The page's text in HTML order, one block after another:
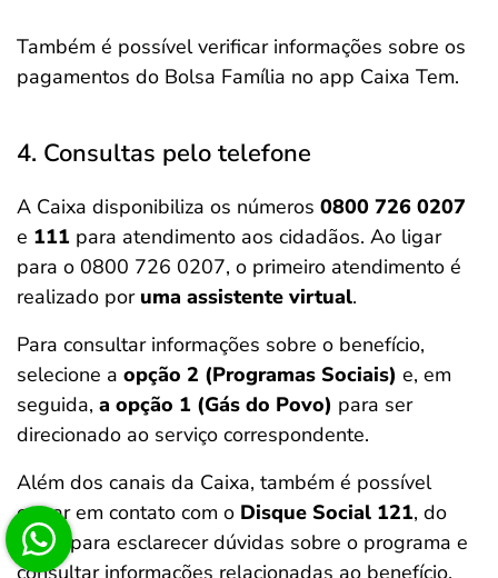
Também é possível verificar informações sobre os
pagamentos do Bolsa Família no app Caixa Tem.
4. Consultas pelo telefone
A Caixa disponibiliza os números 0800 726 0207
e 111 para atendimento aos cidadãos. Ao ligar
para o 0800 726 0207, o primeiro atendimento é
realizado poruma assistente virtual.
Para consultar informações sobre o benefício,
selecione a opção 2 (Programas Sociais) e, em
seguida, a opção 1 (Gás do Povo) para ser
direcionado ao serviço correspondente.
Além dos canais da Caixa, também é possível
entrar em contato com o Disque Social 121, do
MDS, para esclarecer dúvidas sobre o programa e